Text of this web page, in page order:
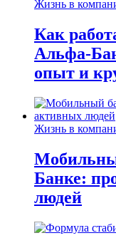
Жизнь в
Как
Альфа-
опыт и
Жизнь в
Банке:
людей